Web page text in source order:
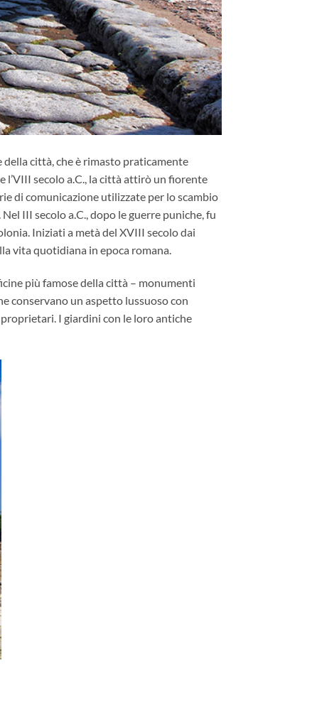
città, che è rimasto praticamente
l’VIII secolo a.C., la città attirò un fiorente
di comunicazione utilizzate per lo scambio
III secolo a.C., dopo le guerre puniche, fu
Iniziati a metà del XVIII secolo dai
vita quotidiana in epoca romana.
più famose della città – monumenti
conservano un aspetto lussuoso con
I giardini con le loro antiche